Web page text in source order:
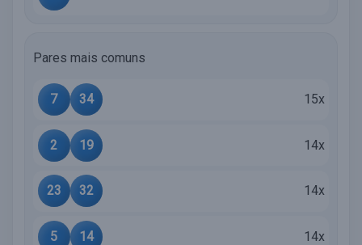
Pares mais comuns
7 34 15x
2 19 14x
23 32 14x
5 14 14x